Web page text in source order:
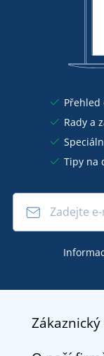
Přehled
Rady a
Tipy na